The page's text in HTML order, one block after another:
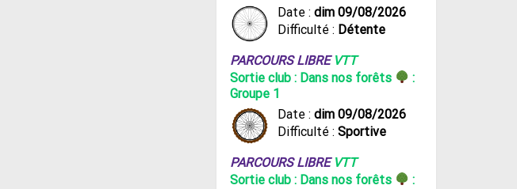
Date : dim 09/08/2026
Difficulté : Détente
PARCOURS LIBRE VTT
Sortie club : Dans nos forêts
:
Groupe 1
Date : dim 09/08/2026
Difficulté : Sportive
PARCOURS LIBRE VTT
Sortie club : Dans nos forêts
: